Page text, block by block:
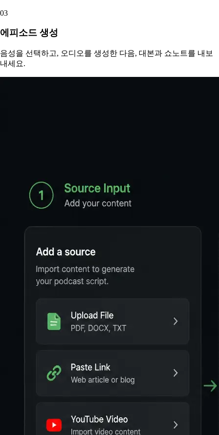
03
에피소드 생성
음성을 선택하고, 오디오를 생성한 다음, 대본과 쇼노트를 내보
내세요.